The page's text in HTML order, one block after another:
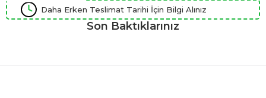
Daha Erken Teslimat Tarihi İçin Bilgi Alınız
Son Baktıklarınız